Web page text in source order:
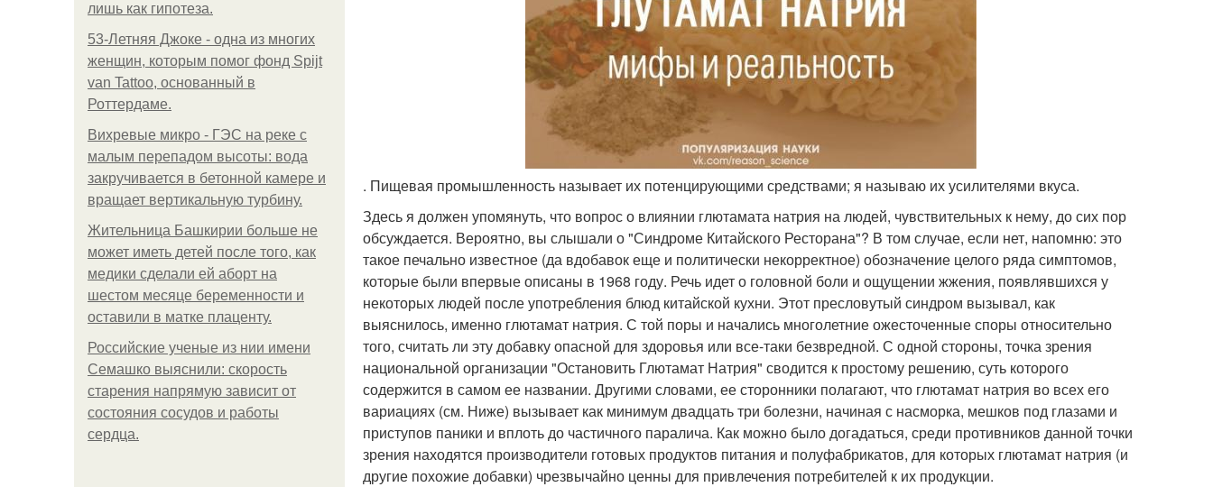
лишь как гипотеза.
53-Летняя Джоке - одна из многих
женщин, которым помог фонд Spijt
van Tattoo, основанный в
Роттердаме.
Вихревые микро - ГЭС на реке с
малым перепадом высоты: вода
закручивается в бетонной камере и
вращает вертикальную турбину.
Жительница Башкирии больше не
может иметь детей после того, как
медики сделали ей аборт на
шестом месяце беременности и
оставили в матке плаценту.
Российские ученые из нии имени
Семашко выяснили: скорость
старения напрямую зависит от
состояния сосудов и работы
сердца.
. Пищевая промышленность называет их потенцирующими средствами; я называю их усилителями вкуса.
Здесь я должен упомянуть, что вопрос о влиянии глютамата натрия на людей, чувствительных к нему, до сих пор
обсуждается. Вероятно, вы слышали о "Синдроме Китайского Ресторана"? В том случае, если нет, напомню: это
такое печально известное (да вдобавок еще и политически некорректное) обозначение целого ряда симптомов,
которые были впервые описаны в 1968 году. Речь идет о головной боли и ощущении жжения, появлявшихся у
некоторых людей после употребления блюд китайской кухни. Этот пресловутый синдром вызывал, как
выяснилось, именно глютамат натрия. С той поры и начались многолетние ожесточенные споры относительно
того, считать ли эту добавку опасной для здоровья или все-таки безвредной. С одной стороны, точка зрения
национальной организации "Остановить Глютамат Натрия" сводится к простому решению, суть которого
содержится в самом ее названии. Другими словами, ее сторонники полагают, что глютамат натрия во всех его
вариациях (см. Ниже) вызывает как минимум двадцать три болезни, начиная с насморка, мешков под глазами и
приступов паники и вплоть до частичного паралича. Как можно было догадаться, среди противников данной точки
зрения находятся производители готовых продуктов питания и полуфабрикатов, для которых глютамат натрия (и
другие похожие добавки) чрезвычайно ценны для привлечения потребителей к их продукции.